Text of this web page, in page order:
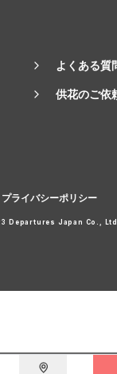
で 最大15万円
よくある質
供花のご依
プライバシーポリシー
Departures Japan Co.,